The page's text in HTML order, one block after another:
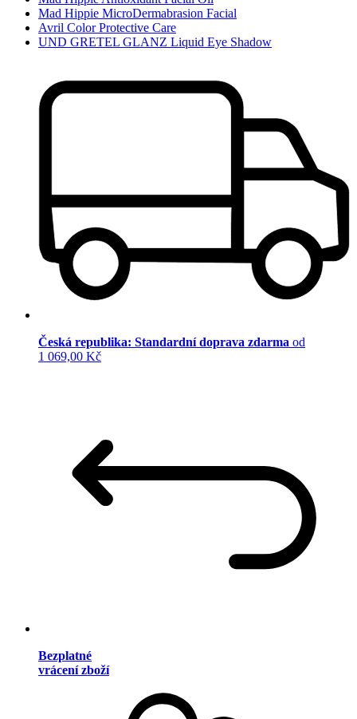
Mad Hippie MicroDermabrasion Facial
Avril Color Protective Care
UND GRETEL GLANZ Liquid Eye Shadow
Česká republika: Standardní doprava zdarma od
1 069,00 Kč
Bezplatné
vrácení zboží